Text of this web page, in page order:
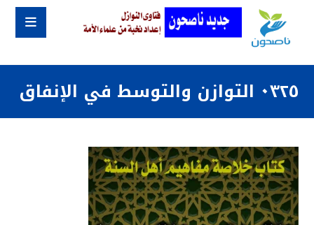
٠٣٢٥ التوازن والتوسط في الإنفاق